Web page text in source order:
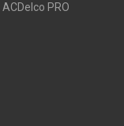
ACDelco PRO